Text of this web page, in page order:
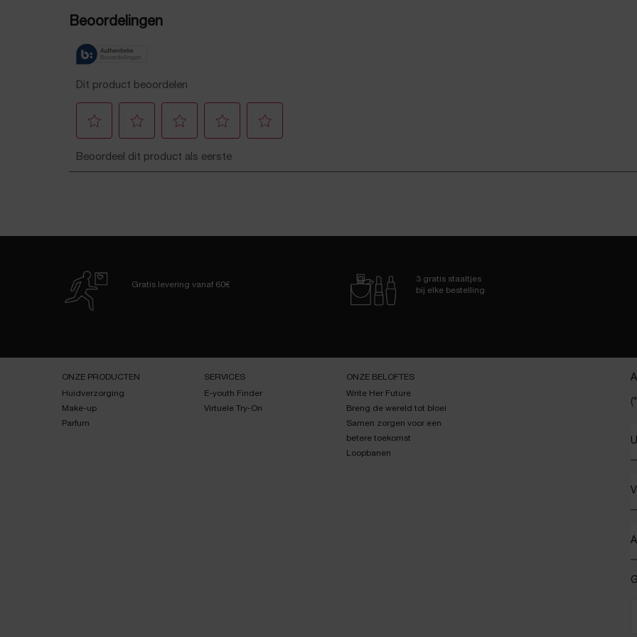
Gratis levering vanaf 60€
3 gratis staaltjes
bij elke bestelling
ONZE PRODUCTEN
Huidverzorging
Make-up
Parfum
SERVICES
E-youth Finder
Virtuele Try-On
ONZE BELOFTES
Write Her Future
Breng de wereld tot bloei
Samen zorgen voor een
betere toekomst
Loopbanen